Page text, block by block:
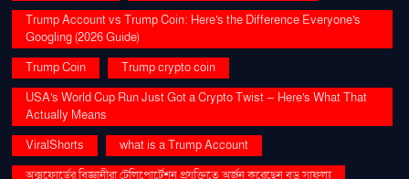
Trump Account vs Trump Coin: Here's the Difference Everyone's
Googling (2026 Guide)
Trump Coin
Trump crypto coin
USA's World Cup Run Just Got a Crypto Twist — Here's What That
Actually Means
ViralShorts
what is a Trump Account
অক্সফোর্ডের বিজ্ঞানীরা টেলিপোর্টেশন প্রযুক্তিতে অর্জন করেছেন বড় সাফল্য